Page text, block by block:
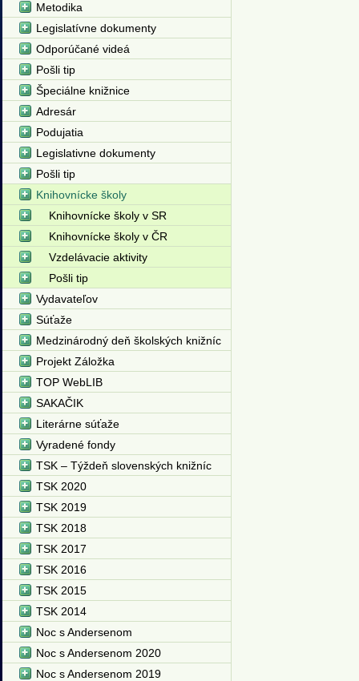
Metodika
Legislatívne dokumenty
Odporúčané videá
Pošli tip
Špeciálne knižnice
Adresár
Podujatia
Legislativne dokumenty
Pošli tip
Knihovnícke školy
Knihovnícke školy v SR
Knihovnícke školy v ČR
Vzdelávacie aktivity
Pošli tip
Vydavateľov
Súťaže
Medzinárodný deň školských knižníc
Projekt Záložka
TOP WebLIB
SAKAČIK
Literárne súťaže
Vyradené fondy
TSK – Týždeň slovenských knižníc
TSK 2020
TSK 2019
TSK 2018
TSK 2017
TSK 2016
TSK 2015
TSK 2014
Noc s Andersenom
Noc s Andersenom 2020
Noc s Andersenom 2019